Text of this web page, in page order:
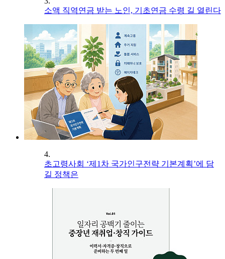
소액 직역연금 받는 노인, 기초연금 수령 길 열린다
4.
초고령사회 ‘제1차 국가인구전략 기본계획’에 담
길 정책은